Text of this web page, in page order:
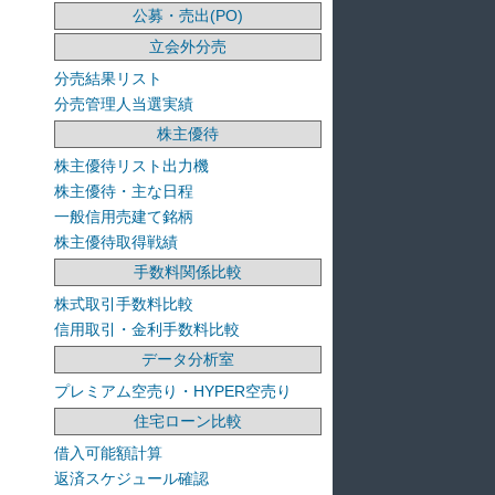
公募・売出(PO)
立会外分売
分売結果リスト
分売管理人当選実績
株主優待
株主優待リスト出力機
株主優待・主な日程
一般信用売建て銘柄
株主優待取得戦績
手数料関係比較
株式取引手数料比較
信用取引・金利手数料比較
データ分析室
プレミアム空売り・HYPER空売り
住宅ローン比較
借入可能額計算
返済スケジュール確認